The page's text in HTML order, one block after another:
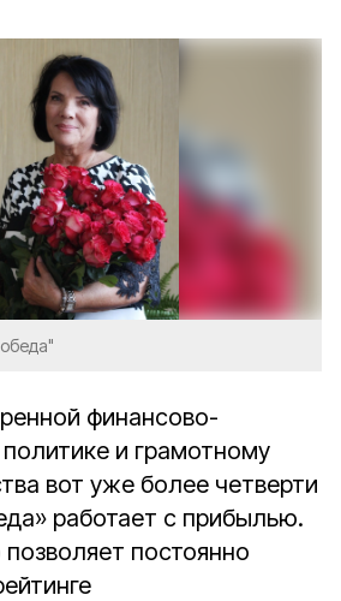
финансово-
и грамотному
вот уже более четверти
работает с прибылью.
позволяет постоянно